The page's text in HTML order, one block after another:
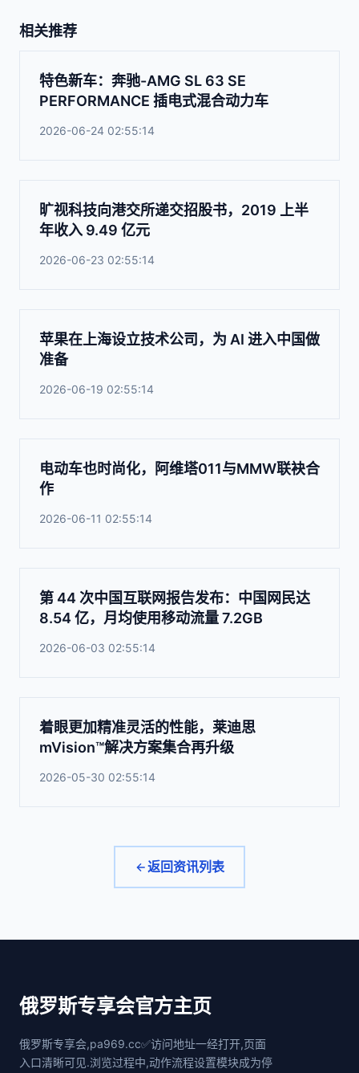
相关推荐
特色新车：奔驰-AMG SL 63 SE
PERFORMANCE 插电式混合动力车
2026-06-24 02:55:14
旷视科技向港交所递交招股书，2019 上半
年收入 9.49 亿元
2026-06-23 02:55:14
苹果在上海设立技术公司，为 AI 进入中国做
准备
2026-06-19 02:55:14
电动车也时尚化，阿维塔011与MMW联袂合
作
2026-06-11 02:55:14
第 44 次中国互联网报告发布：中国网民达
8.54 亿，月均使用移动流量 7.2GB
2026-06-03 02:55:14
着眼更加精准灵活的性能，莱迪思
mVision™解决方案集合再升级
2026-05-30 02:55:14
返回资讯列表
俄罗斯专享会官方主页
俄罗斯专享会,pa969.cc✅访问地址一经打开,页面
入口清晰可见.浏览过程中,动作流程设置模块成为停